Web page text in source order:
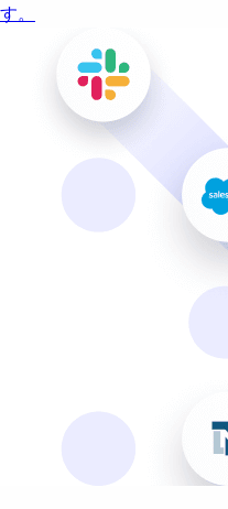
す。